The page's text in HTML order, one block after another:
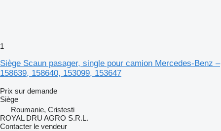
1
Siège Scaun pasager, single pour camion Mercedes-Benz –
158639, 158640, 153099, 153647
Prix sur demande
Siège
Roumanie, Cristesti
ROYAL DRU AGRO S.R.L.
Contacter le vendeur